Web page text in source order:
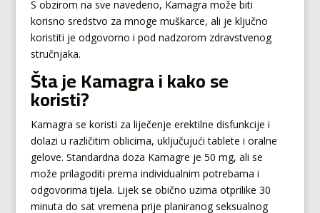
S obzirom na sve navedeno, Kamagra može biti
korisno sredstvo za mnoge muškarce, ali je ključno
koristiti je odgovorno i pod nadzorom zdravstvenog
stručnjaka.
Šta je Kamagra i kako se
koristi?
Kamagra se koristi za liječenje erektilne disfunkcije i
dolazi u različitim oblicima, uključujući tablete i oralne
gelove. Standardna doza Kamagre je 50 mg, ali se
može prilagoditi prema individualnim potrebama i
odgovorima tijela. Lijek se obično uzima otprilike 30
minuta do sat vremena prije planiranog seksualnog